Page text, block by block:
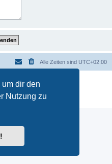
dir den
Nutzung zu
Alle Zeiten sind UTC+02:00
Software © phpBB Limited
durch